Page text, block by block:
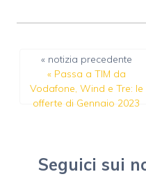
« notizia precedente
« Passa a TIM da
Vodafone, Wind e Tre: le
offerte di Gennaio 2023
Seguici sui